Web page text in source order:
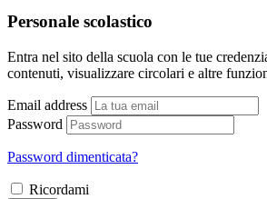
Personale scolastico
Entra nel sito della scuola con le tue
contenuti, visualizzare circolari e altre
Email address
Password
Password dimenticata?
Ricordami